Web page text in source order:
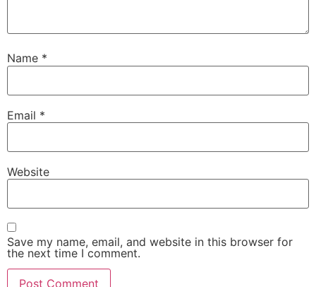
Name *
Email *
Website
Save my name, email, and website in this browser for
the next time I comment.